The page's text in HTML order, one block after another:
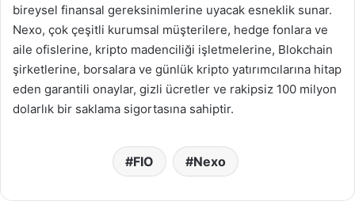
bireysel finansal gereksinimlerine uyacak esneklik sunar.
Nexo, çok çeşitli kurumsal müşterilere, hedge fonlara ve
aile ofislerine, kripto madenciliği işletmelerine, Blokchain
şirketlerine, borsalara ve günlük kripto yatırımcılarına hitap
eden garantili onaylar, gizli ücretler ve rakipsiz 100 milyon
dolarlık bir saklama sigortasına sahiptir.
FIO Nexo